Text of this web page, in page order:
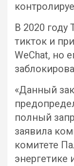
В 2020 году
тикток и
WeChat, но
«Данный
полный
заявила
комитете
энергетике